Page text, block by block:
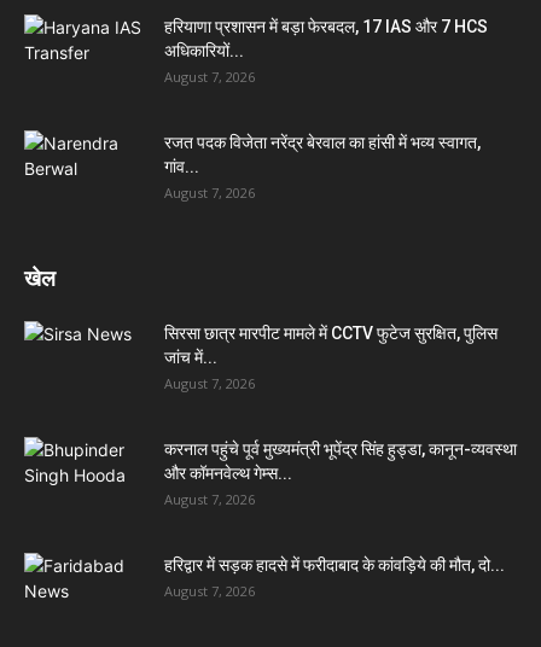
हरियाणा प्रशासन में बड़ा फेरबदल, 17 IAS और 7 HCS
अधिकारियों...
August 7, 2026
रजत पदक विजेता नरेंद्र बेरवाल का हांसी में भव्य स्वागत,
गांव...
August 7, 2026
खेल
सिरसा छात्र मारपीट मामले में CCTV फुटेज सुरक्षित, पुलिस
जांच में...
August 7, 2026
करनाल पहुंचे पूर्व मुख्यमंत्री भूपेंद्र सिंह हुड्डा, कानून-व्यवस्था
और कॉमनवेल्थ गेम्स...
August 7, 2026
हरिद्वार में सड़क हादसे में फरीदाबाद के कांवड़िये की मौत, दो...
August 7, 2026